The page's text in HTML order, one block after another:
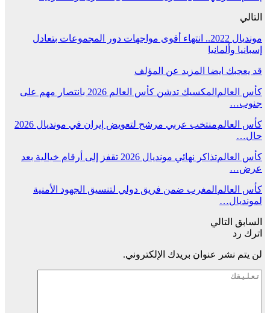
التالي
مونديال 2022.. انتهاء أقوى مواجهات دور المجموعات بتعادل
إسبانيا وألمانيا
قد يعجبك ايضا المزيد عن المؤلف
كأس العالم
المكسيك تدشن كأس العالم 2026 بانتصار مهم على
جنوب…
كأس العالم
منتخب عربي مرشح لتعويض إيران في مونديال 2026
حال…
كأس العالم
تذاكر نهائي مونديال 2026 تقفز إلى أرقام خيالية بعد
عرض…
كأس العالم المغرب ضمن فريق دولي لتنسيق الجهود الأمنية
لمونديال…
السابق التالي
اترك رد
لن يتم نشر عنوان بريدك الإلكتروني.